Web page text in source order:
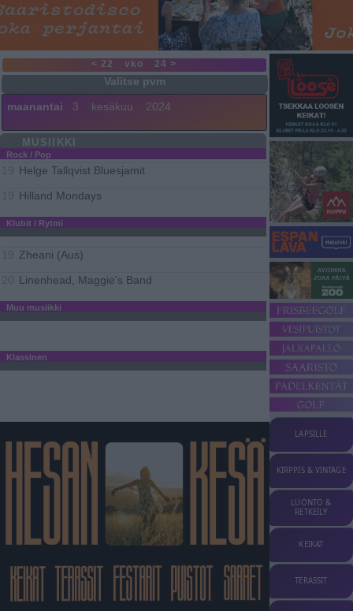
< 22 vko 24 >
maanantai 3 kesäkuu 2024
MUSIIKKI
Rock / Pop
Helge Tallqvist Bluesjamit
Hilland Mondays
Klubit / Rytmi
Zheani (Aus)
Linenhead, Maggie's Band
Muu musiikki
Klassinen
LAPSILLE
KIRPPIS & VINTAGE
LUONTO &
RETKEILY
KEIKAT
TERASSIT